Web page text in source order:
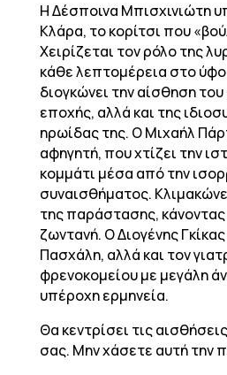
Η Δέσποινα Μπισχινιώτη
Κλάρα, το κορίτσι που
Χειρίζεται τον ρόλο της
κάθε λεπτομέρεια στο
διογκώνει την αίσθηση
εποχής, αλλά και της
ηρωίδας της. Ο Μιχαήλ
αφηγητή, που χτίζει την
κομμάτι μέσα από την
συναισθήματος.
της παράστασης, κάνοντας
ζωντανή. Ο Διογένης
Πασχάλη, αλλά και τον
φρενοκομείου με μεγάλη
υπέροχη ερμηνεία.
Θα κεντρίσει τις
σας. Μην χάσετε αυτή την